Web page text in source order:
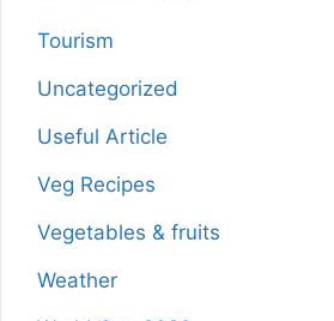
Tourism
Uncategorized
Useful Article
Veg Recipes
Vegetables & fruits
Weather